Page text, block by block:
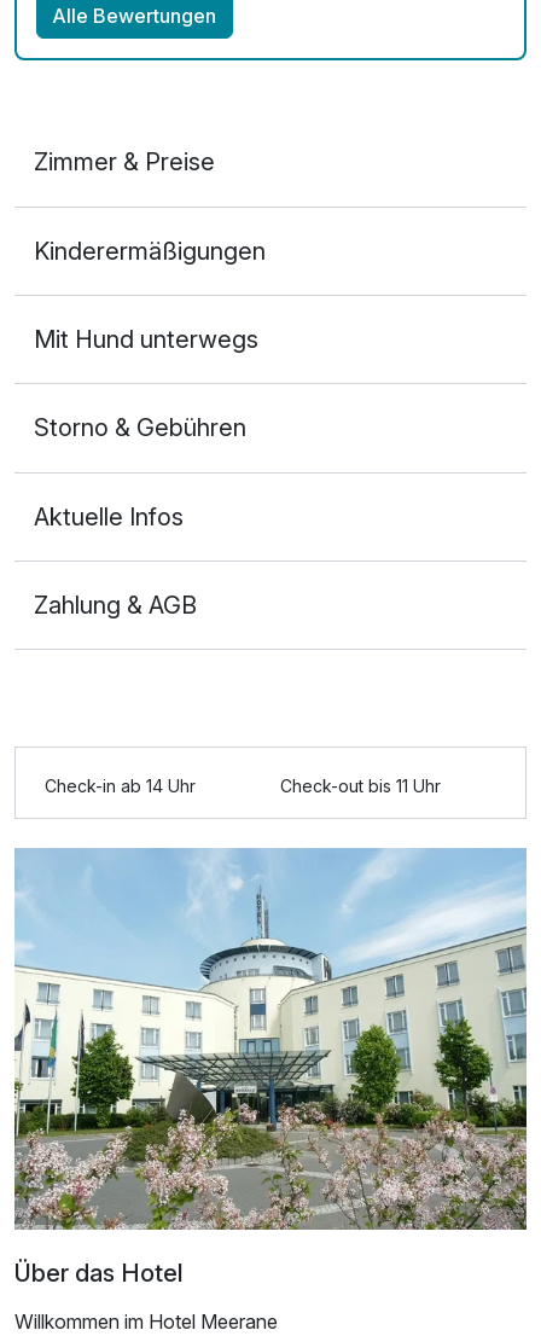
Alle Bewertungen
Zimmer & Preise
2 Erwachsene und 1 Kind
p.P. ab 275,00 €
Doppelzimmer B
1 Erwachsenen und 1 Kind
Kinderermäßigungen
Mit Hund unterwegs
Storno & Gebühren
Aktuelle Infos
Zahlung & AGB
Check-in ab 14 Uhr Check-out bis 11 Uhr
Über das Hotel
Willkommen im Hotel Meerane